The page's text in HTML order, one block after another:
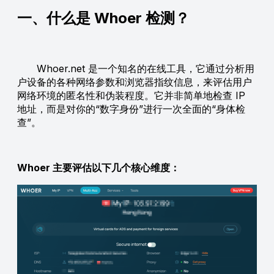
一、什么是 Whoer 检测？
Whoer.net 是一个知名的在线工具，它通过分析用
户设备的各种网络参数和浏览器指纹信息，来评估用户
网络环境的匿名性和伪装程度。它并非简单地检查 IP
地址，而是对你的“数字身份”进行一次全面的“身体检
查”。
Whoer 主要评估以下几个核心维度：